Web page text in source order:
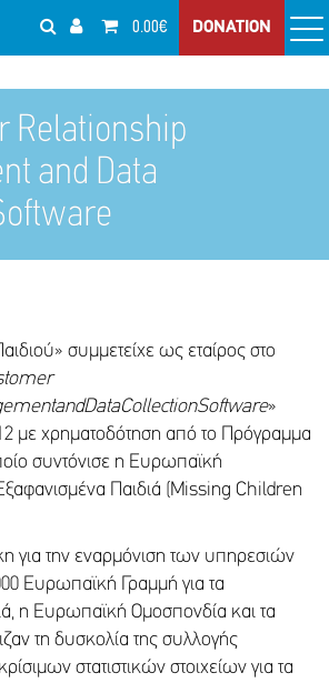
0.00€ DONATION
Relationship
and Data
συμμετείχε ως εταίρος στο
andDataCollectionSoftware»
με χρηματοδότηση από το Πρόγραμμα
συντόνισε η Ευρωπαϊκή
Παιδιά (Missing Children
για την εναρμόνιση των υπηρεσιών
Ευρωπαϊκή Γραμμή για τα
η Ευρωπαϊκή Ομοσπονδία και τα
τη δυσκολία της συλλογής
στατιστικών στοιχείων για τα